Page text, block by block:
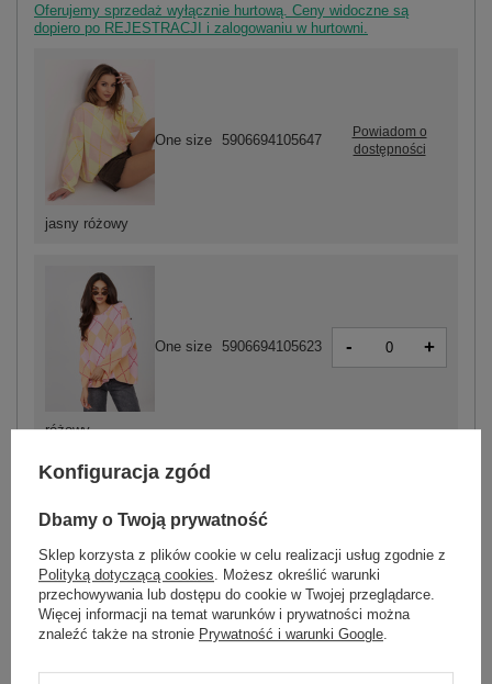
Oferujemy sprzedaż wyłącznie hurtową. Ceny widoczne są
dopiero po REJESTRACJI i zalogowaniu w hurtowni.
różowy
One size 5906694105623 - +
pomarańczowy
One size 5906694105609 - +
jasny różowy
One size 5906694105647
Powiadom o
dostępności
Konfiguracja zgód
Dbamy o Twoją prywatność
Sklep korzysta z plików cookie w celu realizacji usług zgodnie z
Polityką dotyczącą cookies . Możesz określić warunki
przechowywania lub dostępu do cookie w Twojej przeglądarce.
Więcej informacji na temat warunków i prywatności można
znaleźć także na stronie Prywatność i warunki Google